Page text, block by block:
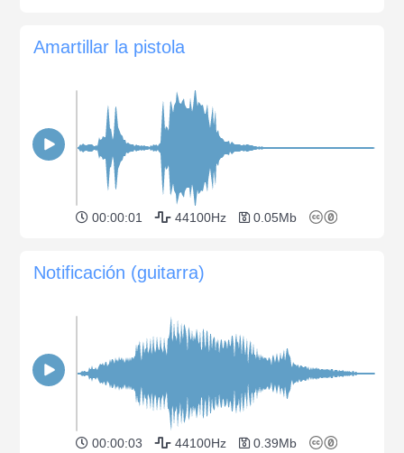
Amartillar la pistola
00:00:01 44100Hz 0.05Mb
Notificación (guitarra)
00:00:03 44100Hz 0.39Mb